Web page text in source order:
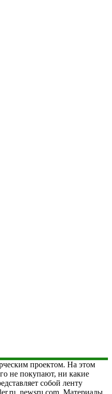
проектом. На этом
не покупают, ни какие
собой ленту
newsru.com. Материалы